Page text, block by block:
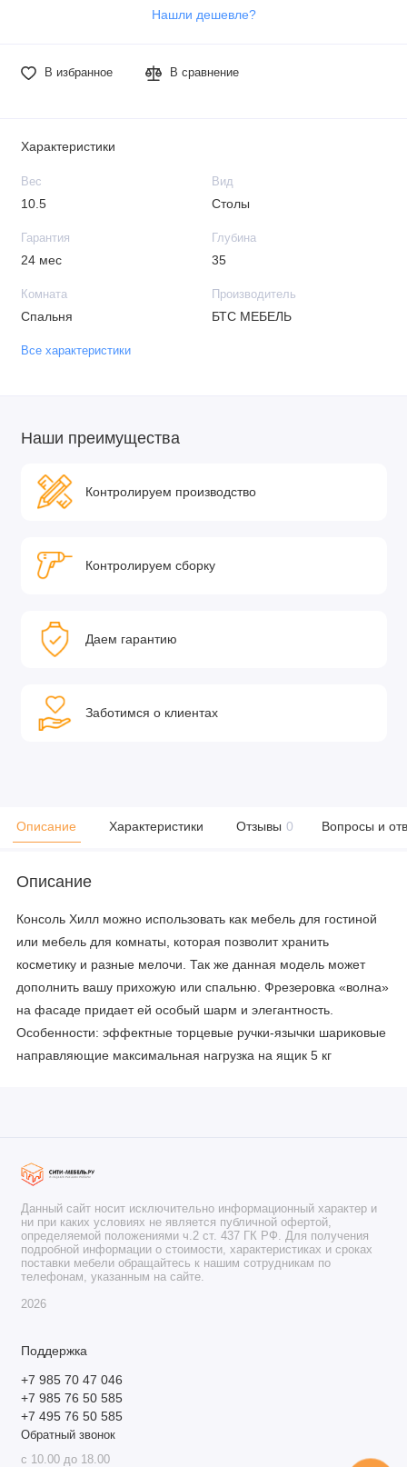
Нашли дешевле?
В избранное В сравнение
Характеристики
Вес
10.5
Вид
Столы
Гарантия
24 мес
Глубина
35
Комната
Спальня
Производитель
БТС МЕБЕЛЬ
Все характеристики
Наши преимущества
Контролируем производство
Контролируем сборку
Даем гарантию
Заботимся о клиентах
Описание Характеристики Отзывы 0 Вопросы и
Описание
Консоль Хилл можно использовать как мебель для гостиной
или мебель для комнаты, которая позволит хранить
косметику и разные мелочи. Так же данная модель может
дополнить вашу прихожую или спальню. Фрезеровка «волна»
на фасаде придает ей особый шарм и элегантность.
Особенности: эффектные торцевые ручки-язычки шариковые
направляющие максимальная нагрузка на ящик 5 кг
Данный сайт носит исключительно информационный характер и
ни при каких условиях не является публичной офертой,
определяемой положениями ч.2 ст. 437 ГК РФ. Для получения
подробной информации о стоимости, характеристиках и сроках
поставки мебели обращайтесь к нашим сотрудникам по
телефонам, указанным на сайте.
2026
Поддержка
+7 985 70 47 046
+7 985 76 50 585
+7 495 76 50 585
Обратный звонок
с 10.00 до 18.00